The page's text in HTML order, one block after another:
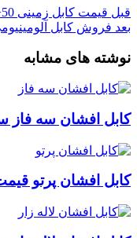
قبل قیمت کابل زمینی 50+95*3 + مشاوره رایگان
بعد فروش کابل
نوشته های مشابه
کابل افشان سه فاز
کابل افشان پرتو